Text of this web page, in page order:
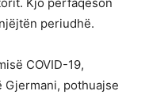
periudhë.
COVID-19,
Gjermani, pothuajse